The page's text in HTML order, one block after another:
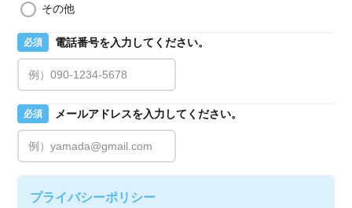
その他
必須 電話番号を入力してください。
必須 メールアドレスを入力してください。
プライバシーポリシー